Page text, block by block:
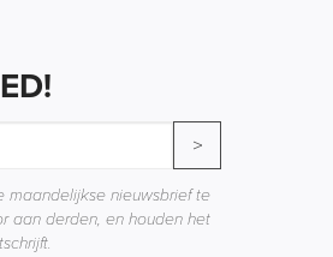
>
nieuwsbrief te
aan derden, en houden het